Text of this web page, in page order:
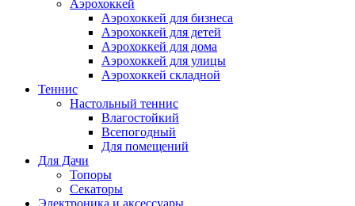
Аэрохоккей
Аэрохоккей для бизнеса
Аэрохоккей для детей
Аэрохоккей для дома
Аэрохоккей для улицы
Аэрохоккей складной
Теннис
Настольный теннис
Влагостойкий
Всепогодный
Для помещений
Для Дачи
Топоры
Секаторы
Электроника и аксессуары